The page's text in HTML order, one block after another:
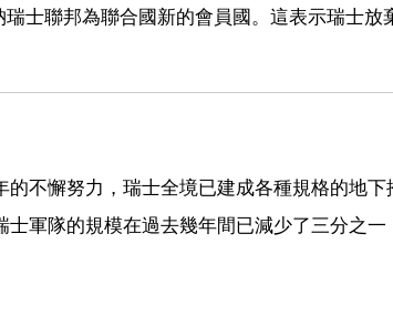
士聯邦為聯合國新的會員國。這表示瑞士放
不懈努力，瑞士全境已建成各種規格的地下
軍隊的規模在過去幾年間已減少了三分之一